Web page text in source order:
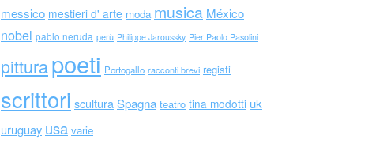
messico mestieri d' arte moda musica México
nobel pablo neruda perù Philippe Jaroussky Pier Paolo Pasolini
pitturapoeti Portogallo racconti brevi registi
scrittori scultura Spagna teatro tina modotti uk
uruguay usa varie